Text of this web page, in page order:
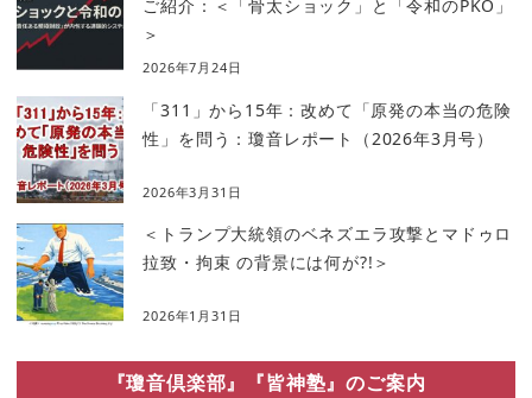
ご紹介：＜「骨太ショック」と「令和のPKO」
＞
2026年7月24日
「311」から15年：改めて「原発の本当の危険
性」を問う：瓊音レポート（2026年3月号）
2026年3月31日
＜トランプ大統領のベネズエラ攻撃とマドゥロ
拉致・拘束 の背景には何が?!＞
2026年1月31日
『瓊音倶楽部』『皆神塾』のご案内